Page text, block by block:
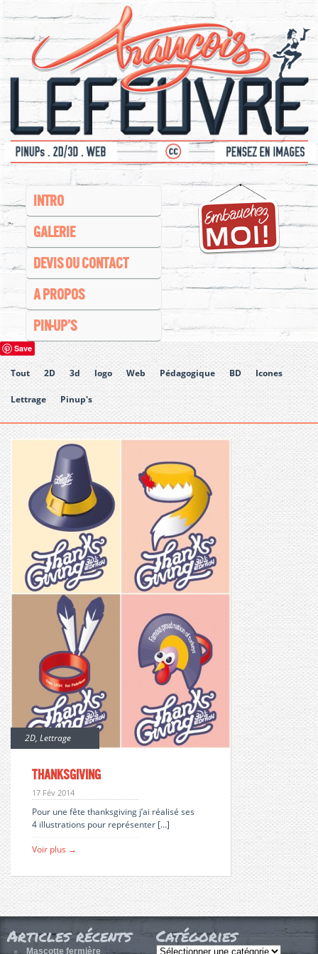
INTRO
GALERIE
DEVIS OU CONTACT
A PROPOS
PIN-UP’S
Save
Tout 2D 3d logo Web Pédagogique BD Icones
Lettrage Pinup's
2D, Lettrage
Thanksgiving
17 Fév 2014
Pour une fête thanksgiving j’ai réalisé ses
4 illustrations pour représenter […]
Voir plus →
Articles récents
Mascotte fermière
Catégories
Catégories